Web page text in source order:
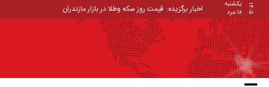
۱۴۰۵
یکشنبه
۱۸ مرد
اخبار برگزیده: قیمت روز سکه وطلا در بازار مازندران